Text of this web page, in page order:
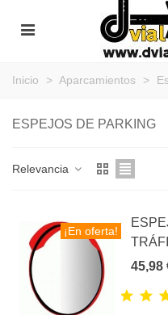
Inicio > Aparcamientos >
ESPEJOS DE PARKING
Relevancia
¡En oferta!
45,98